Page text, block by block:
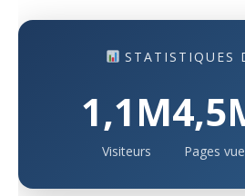
STATISTIQUES
1,1M
Visiteurs Pages